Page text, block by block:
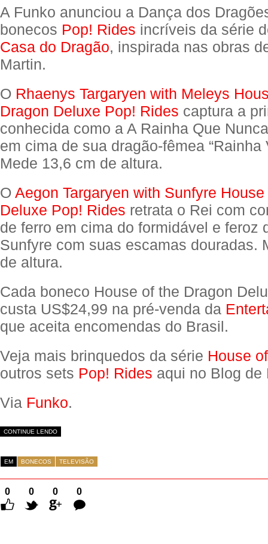
A Funko anunciou a Dança dos
bonecos Pop! Rides incríveis da série
Casa do Dragão, inspirada nas obras
Martin.
O Rhaenys Targaryen with Meleys
Dragon Deluxe Pop! Rides captura a
conhecida como a A Rainha Que
em cima de sua dragão-fêmea “Rainha
Mede 13,6 cm de altura.
O Aegon Targaryen with Sunfyre
Deluxe Pop! Rides retrata o Rei com
de ferro em cima do formidável e feroz
Sunfyre com suas escamas douradas.
de altura.
Cada boneco House of the Dragon
custa US$24,99 na pré-venda da
que aceita encomendas do Brasil.
Veja mais brinquedos da série House
outros sets Pop! Rides aqui no Blog de
Via Funko.
CONTINUE LENDO
EM BONECOS TELEVISÃO
0 0 0
0
Comentários